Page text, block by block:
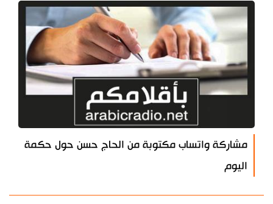
مشاركة واتساب مكتوبة من الحاج حسن حول حكمة
اليوم